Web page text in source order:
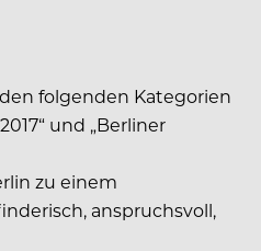
folgenden Kategorien
und „Berliner
zu einem
anspruchsvoll,